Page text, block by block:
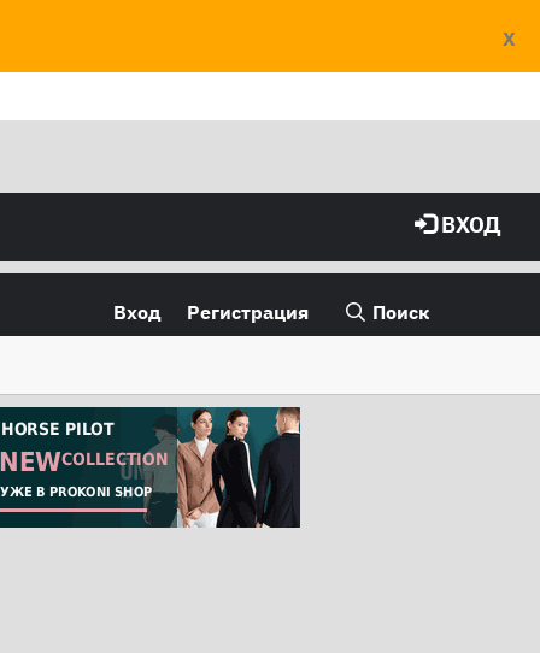
X
ВХОД
Вход Регистрация Поиск